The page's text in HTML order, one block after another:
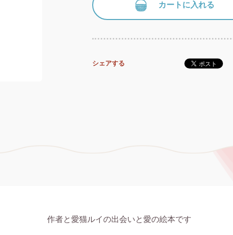
カートに入れる
シェアする
作者と愛猫ルイの出会いと愛の絵本です